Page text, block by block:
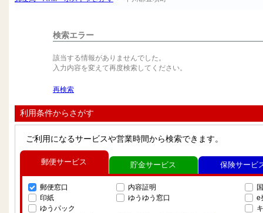
検索エラー
該当する情報がありませんでした。
入力内容を変えて再度検索してください。
再検索
利用条件からさがす
ご利用になるサービスや営業時間から検索できます。
郵便サービス
郵便窓口
印紙
ゆうパック
内容証明
ゆうゆう窓口
e
貯金サービス 保険サービ